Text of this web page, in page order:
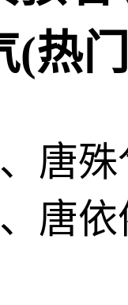
(热
唐殊
唐依